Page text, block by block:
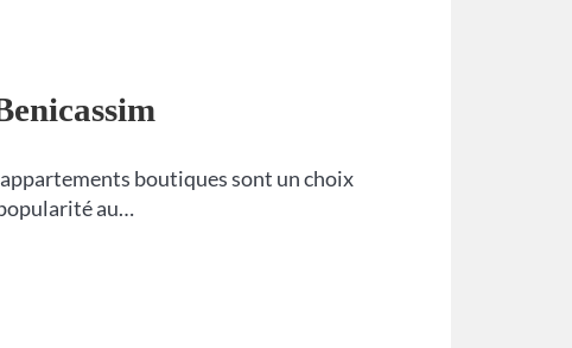
boutiques sont un choix
au…